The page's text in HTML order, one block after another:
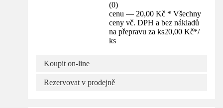
(0)
cenu — 20,00 Kč * Všechny
ceny vč. DPH a bez nákladů
na přepravu za ks20,00 Kč*/
ks
Koupit on-line
Rezervovat v prodejně